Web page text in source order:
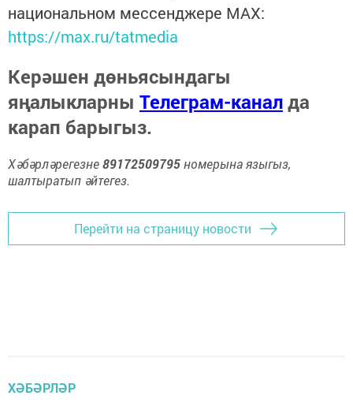
национальном мессенджере MАХ:
https://max.ru/tatmedia
Керәшен дөньясындагы
яңалыкларны Телеграм-каналда
карап барыгыз.
Хәбәрләрегезне89172509795номерына языгыз,
шалтыратып әйтегез.
Перейти на страницу новости
ХӘБӘРЛӘР